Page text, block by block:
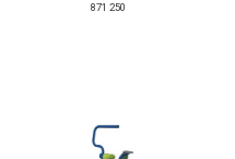
871 250